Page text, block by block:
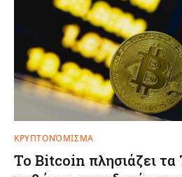
ΚΡΥΠΤΟΝΌΜΙΣΜΑ
Το Bitcoin πλησιάζει τα